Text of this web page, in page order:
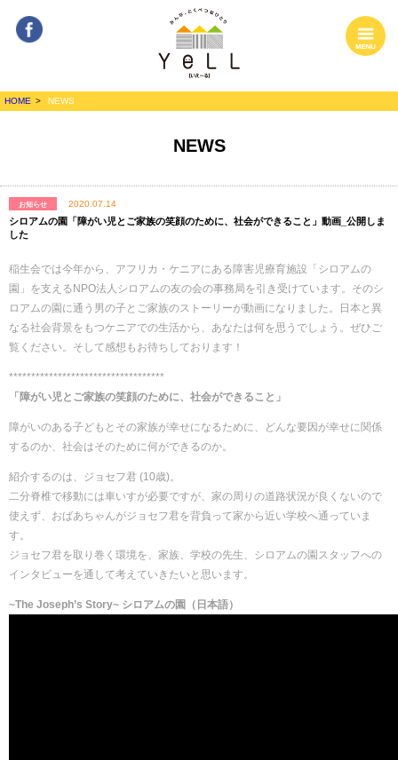
Facebook
NEWS
HOME NEWS
お知らせ 2020.07.14
シロアムの園「障がい児とご家族の笑顔のために、社会ができること」動画_公開しま
した
稲生会では今年から、アフリカ・ケニアにある障害児療育施設「シロアムの
園」を支えるNPO法人シロアムの友の会の事務局を引き受けています。そのシ
ロアムの園に通う男の子とご家族のストーリーが動画になりました。日本と異
なる社会背景をもつケニアでの生活から、あなたは何を思うでしょう。ぜひご
覧ください。そして感想もお待ちしております！
***********************************
「障がい児とご家族の笑顔のために、社会ができること」
障がいのある子どもとその家族が幸せになるために、どんな要因が幸せに関係
するのか、社会はそのために何ができるのか。
紹介するのは、ジョセフ君 (10歳)。
二分脊椎で移動には車いすが必要ですが、家の周りの道路状況が良くないので
使えず、おばあちゃんがジョセフ君を背負って家から近い学校へ通っていま
す。
ジョセフ君を取り巻く環境を、家族、学校の先生、シロアムの園スタッフへの
インタビューを通して考えていきたいと思います。
~The Joseph’s Story~ シロアムの園（日本語）